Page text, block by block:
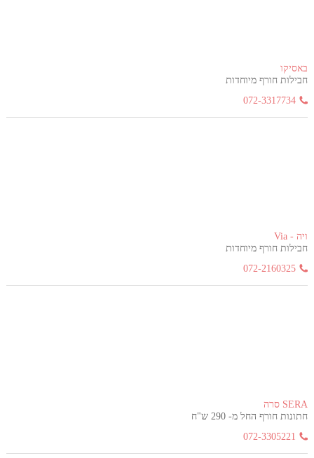
באסיקו
חבילות חורף מיוחדות
072-3317734
ויה - Via
חבילות חורף מיוחדות
072-2160325
SERA סרה
חתונות חורף החל מ- 290 ש"ח
072-3305221